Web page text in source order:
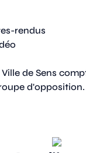
rendus
de Sens
d'opposition.